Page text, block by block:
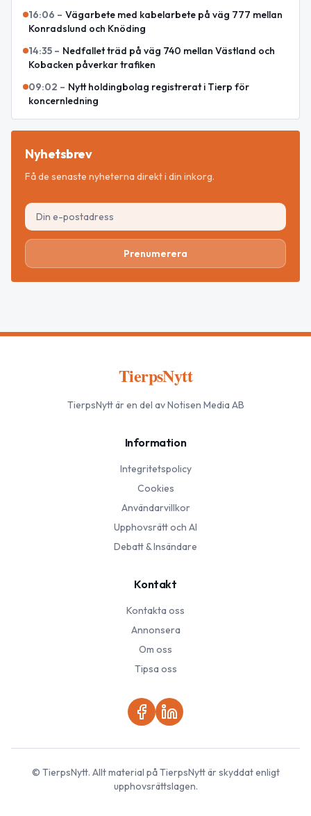
16:06 – Vägarbete med kabelarbete på väg 777 mellan
Konradslund och Knöding
14:35 – Nedfallet träd på väg 740 mellan Västland och
Kobacken påverkar trafiken
09:02 – Nytt holdingbolag registrerat i Tierp för
koncernledning
Nyhetsbrev
Få de senaste nyheterna direkt i din inkorg.
Prenumerera
TierpsNytt
TierpsNyttär en del av Notisen Media AB
Information
Integritetspolicy
Cookies
Användarvillkor
Upphovsrätt och AI
Debatt & Insändare
Kontakt
Kontakta oss
Annonsera
Om oss
Tipsa oss
© TierpsNytt. Allt material påTierpsNyttär skyddat enligt
upphovsrättslagen.